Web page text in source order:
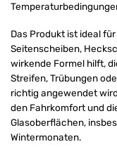
Das Produkt ist ideal
Seitenscheiben,
wirkende Formel hilft,
Streifen, Trübungen
richtig angewendet
den Fahrkomfort und
Glasoberflächen,
Wintermonaten.